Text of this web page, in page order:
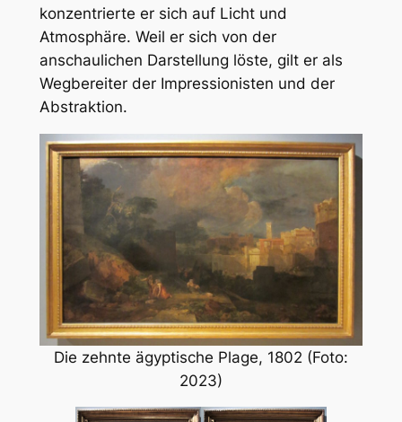
konzentrierte er sich auf Licht und
Atmosphäre. Weil er sich von der
anschaulichen Darstellung löste, gilt er als
Wegbereiter der Impressionisten und der
Abstraktion.
Die zehnte ägyptische Plage, 1802 (Foto:
2023)